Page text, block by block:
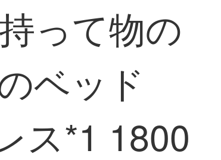
って物の
ベッド
ス*1 1800